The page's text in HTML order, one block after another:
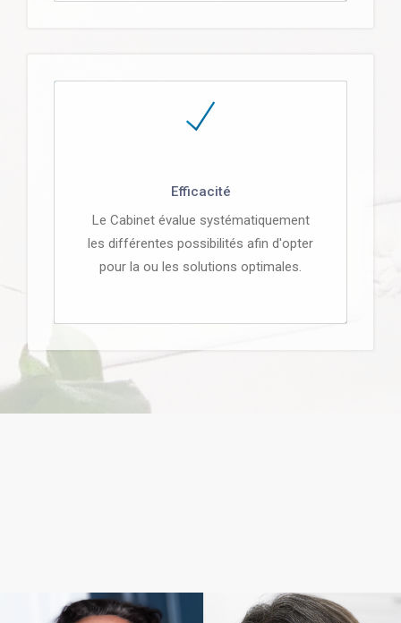
Efficacité
Le Cabinet évalue systématiquement
les différentes possibilités afin d'opter
pour la ou les solutions optimales.